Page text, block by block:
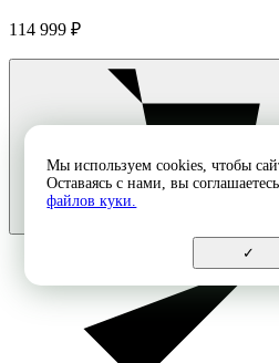
114 999 ₽
Мы используем cookies, чтобы
Оставаясь с нами, вы
файлов куки.
✓